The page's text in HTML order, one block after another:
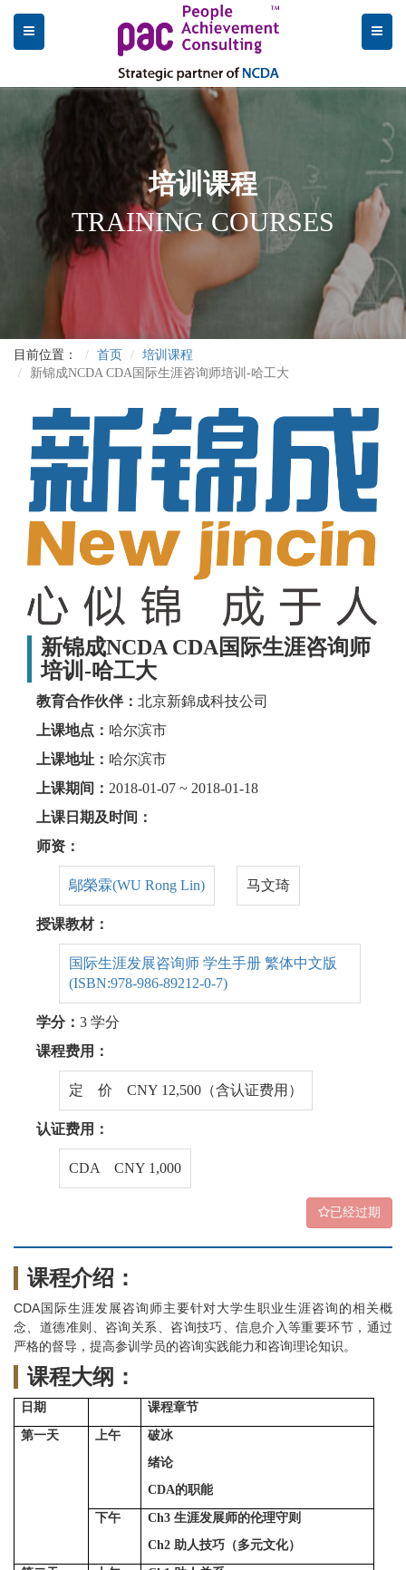
培训课程
TRAINING COURSES
目前位置： 首页
培训课程
新锦成NCDA CDA国际生涯咨询师培训-哈工大
新锦成NCDA CDA国际生涯咨询师
培训-哈工大
教育合作伙伴： 北京新錦成科技公司
上课地点： 哈尔滨市
上课地址： 哈尔滨市
上课期间： 2018-01-07 ~ 2018-01-18
上课日期及时间：
师资：
鄔榮霖(WU Rong Lin) 马文琦
授课教材：
国际生涯发展咨询师 学生手册 繁体中文版
(ISBN:978-986-89212-0-7)
学分： 3 学分
课程费用：
定 价 CNY 12,500（含认证费用）
认证费用：
CDA CNY 1,000
已经过期
课程介绍：
CDA国际生涯发展咨询师主要针对大学生职业生涯咨询的相关概
念、道德准则、咨询关系、咨询技巧、信息介入等重要环节，通过
严格的督导，提高参训学员的咨询实践能力和咨询理论知识。
课程大纲：
日期 课程章节
第一天 上午
破冰
绪论
CDA的职能
下午 Ch3生涯发展师的伦理守则
Ch2 助人技巧（多元文化）